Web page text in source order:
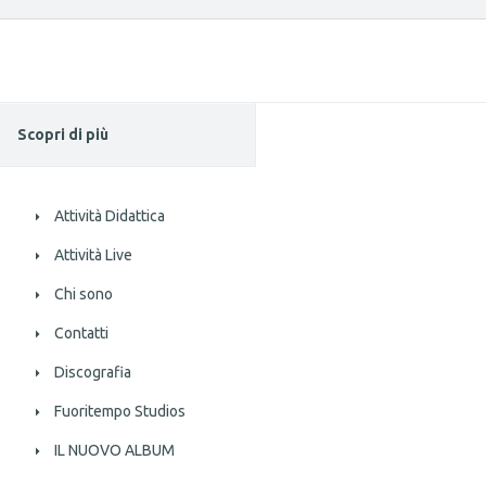
Scopri di più
Attività Didattica
Attività Live
Chi sono
Contatti
Discografia
Fuoritempo Studios
IL NUOVO ALBUM